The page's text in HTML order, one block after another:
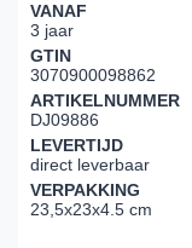
VANAF
3 jaar
GTIN
3070900098862
ARTIKELNUMMER
DJ09886
LEVERTIJD
direct leverbaar
VERPAKKING
23,5x23x4.5 cm